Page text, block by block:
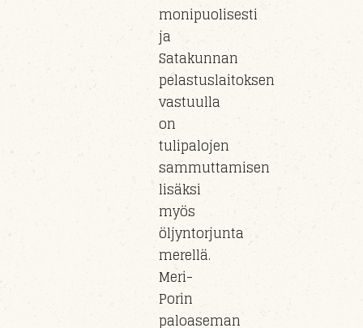
monipuolisesti
ja
Satakunnan
pelastuslaitoksen
vastuulla
on
tulipalojen
sammuttamisen
lisäksi
myös
öljyntorjunta
merellä.
Meri-
Porin
paloaseman